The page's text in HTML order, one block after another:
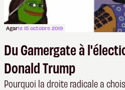
Agarle 15 octobre 2019
Du Gamergate à
Donald Trump
Pourquoi la droite radicale a